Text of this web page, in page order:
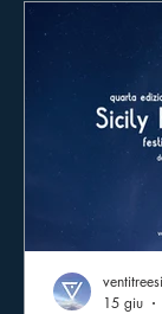
15 giu